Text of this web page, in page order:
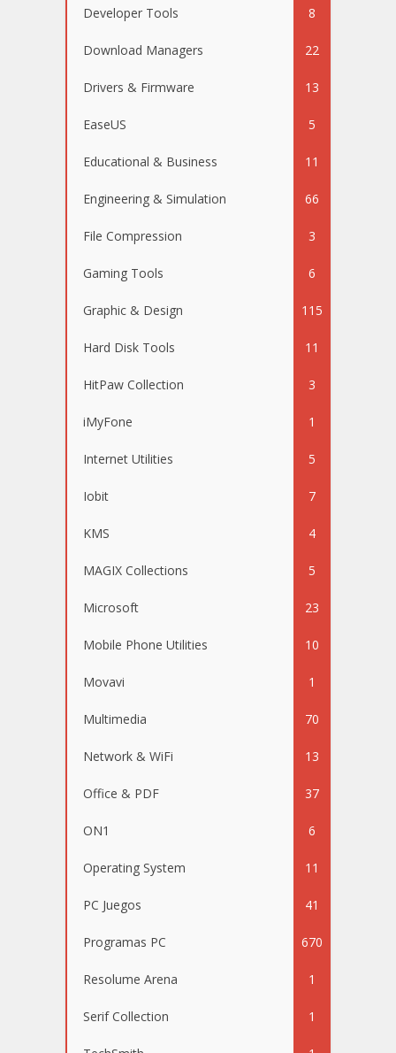
Developer Tools 8
Download Managers 22
Drivers & Firmware 13
EaseUS 5
Educational & Business 11
Engineering & Simulation 66
File Compression 3
Gaming Tools 6
Graphic & Design 115
Hard Disk Tools 11
HitPaw Collection 3
iMyFone 1
Internet Utilities 5
Iobit 7
KMS 4
MAGIX Collections 5
Microsoft 23
Mobile Phone Utilities 10
Movavi 1
Multimedia 70
Network & WiFi 13
Office & PDF 37
ON1 6
Operating System 11
PC Juegos 41
Programas PC 670
Resolume Arena 1
Serif Collection 1